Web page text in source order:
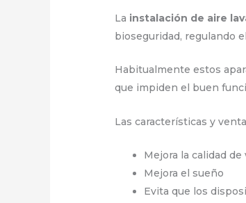
La instalación de aire
bioseguridad, regulando
Habitualmente estos
que impiden el buen
Las características y
Mejora la calidad de
Mejora el sueño
Evita que los